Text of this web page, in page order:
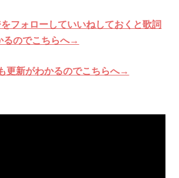
フォローしていいねしておくと歌詞
るのでこちらへ→
新がわかるのでこちらへ→